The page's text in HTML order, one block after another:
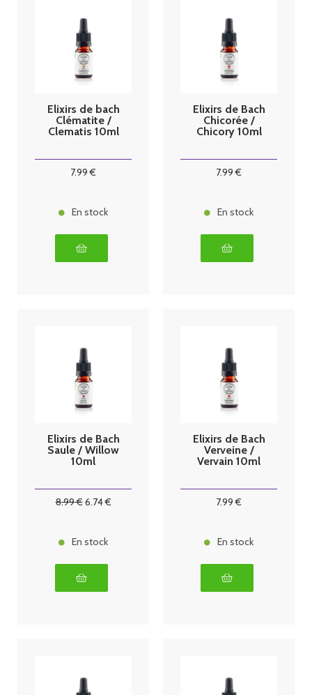
Elixirs de bach
Clématite /
Clematis 10ml
7.99 €
En stock
Elixirs de Bach
Chicorée /
Chicory 10ml
7.99 €
En stock
Elixirs de Bach
Saule / Willow
10ml
8.99€6.74€
En stock
Elixirs de Bach
Verveine /
Vervain 10ml
7.99 €
En stock